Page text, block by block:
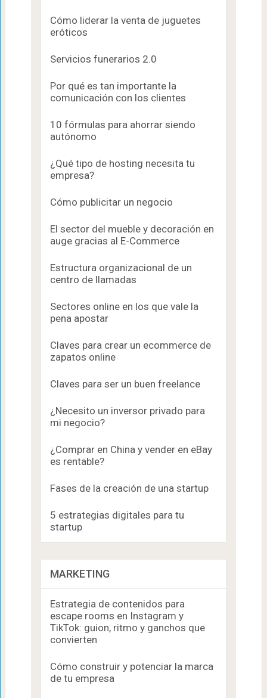
Cómo liderar la venta de juguetes
eróticos
Servicios funerarios 2.0
Por qué es tan importante la
comunicación con los clientes
10 fórmulas para ahorrar siendo
autónomo
¿Qué tipo de hosting necesita tu
empresa?
Cómo publicitar un negocio
El sector del mueble y decoración en
auge gracias al E-Commerce
Estructura organizacional de un
centro de llamadas
Sectores online en los que vale la
pena apostar
Claves para crear un ecommerce de
zapatos online
Claves para ser un buen freelance
¿Necesito un inversor privado para
mi negocio?
¿Comprar en China y vender en eBay
es rentable?
Fases de la creación de una startup
5 estrategias digitales para tu
startup
MARKETING
Estrategia de contenidos para
escape rooms en Instagram y
TikTok: guion, ritmo y ganchos que
convierten
Cómo construir y potenciar la marca
de tu empresa